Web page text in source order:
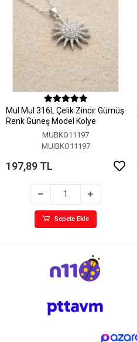
MuI MuI 316L Çelik Zincir Gümüş
Renk Güneş Model Kolye
MUBKO11197
MUIBKO11197
197,89 TL
Sepete Ekle